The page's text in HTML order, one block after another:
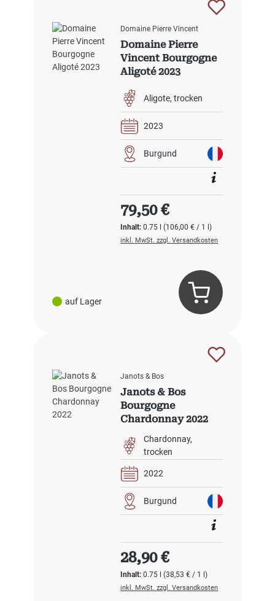
auf Lager
Domaine Pierre Vincent
Domaine Pierre
Vincent Bourgogne
Aligoté 2023
Aligote trocken
2023
Burgund
Inhalt:0.75 l(106,00 € / 1 l)
Regulärer Preis:
79,50 €
inkl. MwSt. zzgl. Versandkosten
Janots & Bos
Janots & Bos
Bourgogne
Chardonnay 2022
Chardonnay
trocken
2022
Burgund
Inhalt:0.75 l(38,53 € / 1 l)
Regulärer Preis:
28,90 €
inkl. MwSt. zzgl. Versandkosten